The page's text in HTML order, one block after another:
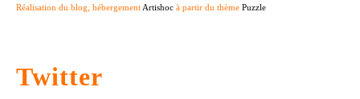
Réalisation du blog, hébergementArtishoc à partir du thème Puzzle
Twitter